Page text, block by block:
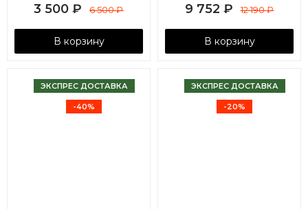
3 500 ₽ 6 500₽
В корзину
9 752 ₽ 12 190₽
В корзину
ЭКСПРЕС ДОСТАВКА
-40%
ЭКСПРЕС ДОСТАВКА
-20%